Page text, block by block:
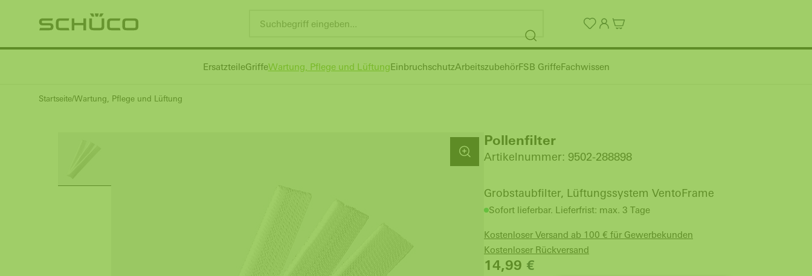
ErsatzteileGriffeWartung, Pflege und LüftungEinbruchschutzArbeitszubehörFSB GriffeFachwissen
Startseite Wartung, Pflege und Lüftung
Pollenfilter
Artikelnummer: 9502-288898
Grobstaubfilter, Lüftungssystem VentoFrame
Sofort lieferbar. Lieferfrist: max. 3 Tage
Kostenloser Versand ab 100 € für Gewerbekunden
Kostenloser Rückversand
14,99 €